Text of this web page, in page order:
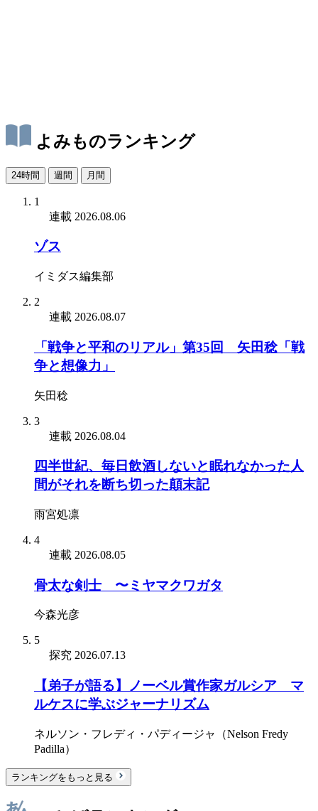
よみものランキング
24時間 週間 月間
1
連載 2026.08.06
ゾス
イミダス編集部
2
連載 2026.08.07
「戦争と平和のリアル」第35回 矢田稔「戦
争と想像力」
矢田稔
3
連載 2026.08.04
四半世紀、毎日飲酒しないと眠れなかった人
間がそれを断ち切った顛末記
雨宮処凛
4
連載 2026.08.05
骨太な剣士 〜ミヤマクワガタ
今森光彦
5
探究 2026.07.13
【弟子が語る】ノーベル賞作家ガルシア゠マ
ルケスに学ぶジャーナリズム
ネルソン・フレディ・パディージャ（Nelson Fredy
Padilla）
ランキングをもっと見る